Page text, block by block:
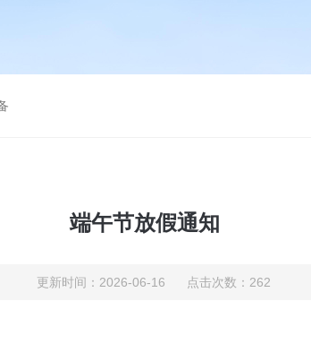
端午节放假通知
更新时间：2026-06-16 点击次数：262